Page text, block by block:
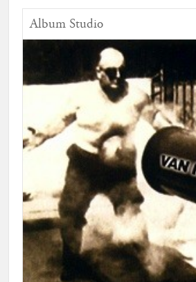
Album Studio